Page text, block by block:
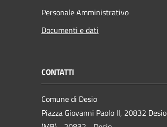
Personale Amministrativo
Documenti e dati
CONTATTI
Comune di Desio
Piazza Giovanni Paolo II, 20832 Desio